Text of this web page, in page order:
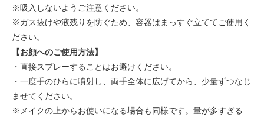
※吸入しないようご注意ください。
※ガス抜けや液残りを防ぐため、容器はまっすぐ立ててご使用く
ださい。
【お顔へのご使用方法】
・直接スプレーすることはお避けください。
・一度手のひらに噴射し、両手全体に広げてから、少量ずつなじ
ませてください。
※メイクの上からお使いになる場合も同様です。量が多すぎる